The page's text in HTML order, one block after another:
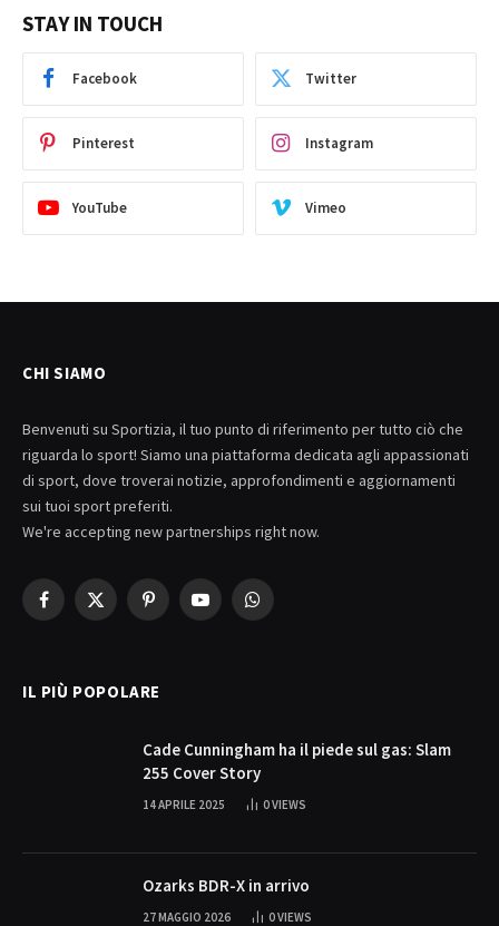
STAY IN TOUCH
Facebook Twitter
Pinterest Instagram
YouTube Vimeo
CHI SIAMO
Benvenuti su Sportizia, il tuo punto di riferimento per tutto ciò che
riguarda lo sport! Siamo una piattaforma dedicata agli appassionati
di sport, dove troverai notizie, approfondimenti e aggiornamenti
sui tuoi sport preferiti.
We're accepting new partnerships right now.
Facebook
X
PinterestYouTubeWhatsApp
IL PIÙ POPOLARE
Cade Cunningham ha il piede sul gas: Slam
255 Cover Story
14 APRILE 2025 0VIEWS
Ozarks BDR-X in arrivo
27 MAGGIO 2026 0VIEWS